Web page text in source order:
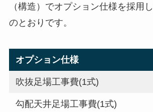
（構造）でオプション仕様を採用
のとおりです。
オプション仕様
吹抜足場工事費(1式)
勾配天井足場工事費(1式)